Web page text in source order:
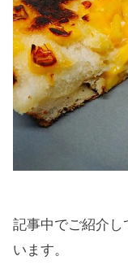
記事中でご紹介し
います。